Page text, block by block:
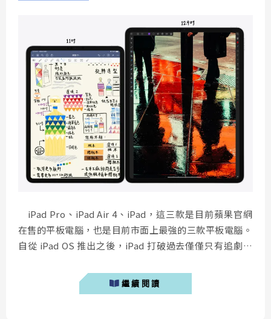
iPad Pro、iPad Air 4、iPad，這三款是目前蘋果官網
在售的平板電腦，也是目前市面上最強的三款平板電腦。
自從 iPad OS 推出之後，iPad 打破過去僅僅只有追劇用
如何挑選？筆者分享自己的經驗給有疑慮的讀者。
iPad Pro 2020：為專業而生 12...
繼續閱讀